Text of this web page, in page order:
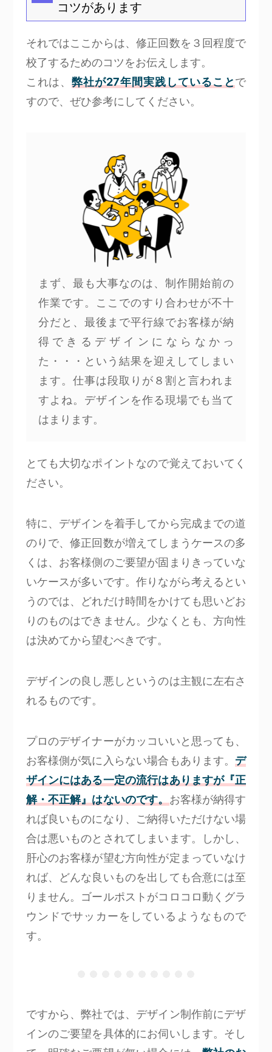
コツがあります
それではここからは、修正回数を３回程度で
校了するためのコツをお伝えします。
これは、弊社が27年間実践していることで
すので、ぜひ参考にしてください。
まず、最も大事なのは、制作開始前の
作業です。ここでのすり合わせが不十
分だと、最後まで平行線でお客様が納
得できるデザインにならなかっ
た・・・という結果を迎えしてしまい
ます。仕事は段取りが８割と言われま
すよね。デザインを作る現場でも当て
はまります。
とても大切なポイントなので覚えておいてく
ださい。
特に、デザインを着手してから完成までの道
のりで、修正回数が増えてしまうケースの多
くは、お客様側のご要望が固まりきっていな
いケースが多いです。作りながら考えるとい
うのでは、どれだけ時間をかけても思いどお
りのものはできません。少なくとも、方向性
は決めてから望むべきです。
デザインの良し悪しというのは主観に左右さ
れるものです。
プロのデザイナーがカッコいいと思っても、
お客様側が気に入らない場合もあります。 デ
ザインにはある一定の流行はありますが『正
解・不正解』はないのです。 お客様が納得す
れば良いものになり、ご納得いただけない場
合は悪いものとされてしまいます。しかし、
肝心のお客様が望む方向性が定まっていなけ
れば、どんな良いものを出しても合意には至
りません。ゴールポストがコロコロ動くグラ
ウンドでサッカーをしているようなもので
す。
ですから、弊社では、デザイン制作前にデザ
インのご要望を具体的にお伺いします。そし